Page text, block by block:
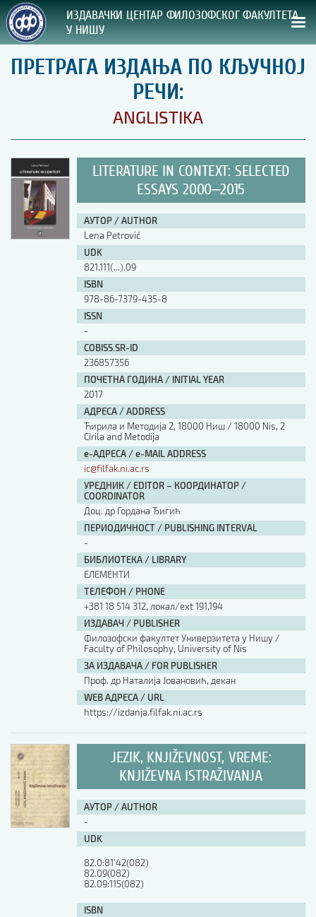
ИЗДАВАЧКИ ЦЕНТАР ФИЛОЗОФСКОГ ФАКУЛТЕТА
У НИШУ
СВА НАША ИЗДАЊА
ВРСТА ИЗДАЊА:
ПРЕГЛЕД
УПУТСТВА
УПУТСТВА
Правилник о издавачкој делатности
Упутство ауторима
Упутство уредницима
Изјава о ауторству
Изјава о лектури
Изјава о коришћењу ауторског дела
Упутство за бирање лиценце
Уговор са аутором
Шаблон прве стране и импресума [B5, ћир]
Шаблон прве стране и импресума [B5, лат]
Шаблон прве стране и импресума [B5, енг]
Етички кодекс
ПРЕТРАГА ИЗДАЊА
Наслов или део наслова
АУТОР / AUTHOR
ISBN
ISSN
ПРЕТРАГА ИЗДАЊА ПО КЉУЧНОЈ
РЕЧИ:
ANGLISTIKA
LITERATURE IN CONTEXT: SELECTED
ESSAYS 2000‒2015
АУТОР / AUTHOR
Lena Petrović
UDK
821.111(...).09
ISBN
978-86-7379-435-8
ISSN
-
COBISS.SR-ID
236857356
ПОЧЕТНА ГОДИНА / INITIAL YEAR
2017
АДРЕСА / ADDRESS
Ћирила и Методија 2, 18000 Ниш / 18000 Nis, 2
Cirila and Metodija
е-АДРЕСА / e-MAIL ADDRESS
ic@filfak.ni.ac.rs
УРЕДНИК / EDITOR – КООРДИНАТОР /
COORDINATOR
Доц. др Гордана Ђигић
ПЕРИОДИЧНОСТ / PUBLISHING INTERVAL
-
БИБЛИОТЕКА / LIBRARY
ЕЛЕМЕНТИ
ТЕЛЕФОН / PHONE
+381 18 514 312, локал/ext 191,194
ИЗДАВАЧ / PUBLISHER
Филозофски факултет Универзитета у Нишу /
Faculty of Philosophy, University of Nis
ЗА ИЗДАВАЧА / FOR PUBLISHER
Проф. др Наталија Јовановић, декан
WEB АДРЕСА / URL
https://izdanja.filfak.ni.ac.rs
JEZIK, KNJIŽEVNOST, VREME:
KNJIŽEVNA ISTRAŽIVANJA
АУТОР / AUTHOR
-
UDK
82.0:81'42(082)
82.09(082)
82.09:115(082)
ISBN